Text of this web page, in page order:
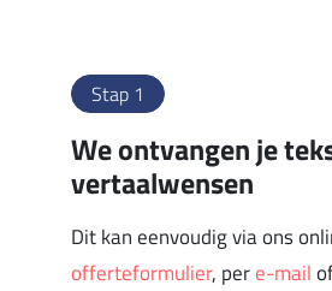
Stap 1
We ontvangen je
vertaalwensen
Dit kan eenvoudig via ons
offerteformulier, pere-mail